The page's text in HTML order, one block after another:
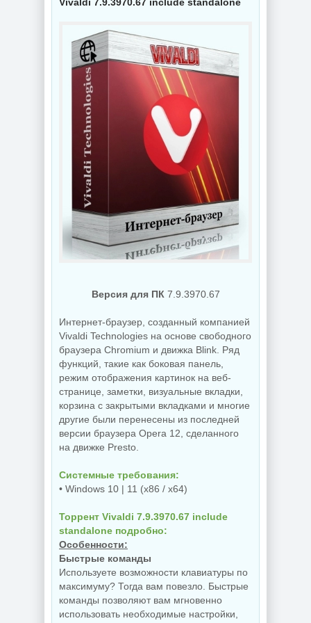
Интернет
мессенджер
Telegram Desktop
7.0.7 + Portable
NEW
Схемы курсоров
компьютерной
мышки (Cursors
concept scheme)
NEW
Украшение фото
ON1 Effects
2026.5
20.5.0.19010
NEW
Бэкап системы
Hasleo Backup
Suite 5.9.2.1
NEW
Увеличение
изображений ON1
Resize AI 2026.5
20.5.0.19010
NEW
Редактор фото
Creative Pack
Версия для ПК 7.9.3970.67
Интернет-браузер, созданный компанией
Vivaldi Technologies на основе свободного
браузера Chromium и движка Blink. Ряд
функций, такие как боковая панель,
режим отображения картинок на веб-
странице, заметки, визуальные вкладки,
корзина с закрытыми вкладками и многие
другие были перенесены из последней
версии браузера Opera 12, сделанного
на движке Presto.
Системные требования:
• Windows 10 | 11 (x86 / x64)
Торрент Vivaldi 7.9.3970.67 include
standalone подробно:
Особенности:
Быстрые команды
Используете возможности клавиатуры по
максимуму? Тогда вам повезло. Быстрые
команды позволяют вам мгновенно
использовать необходимые настройки,